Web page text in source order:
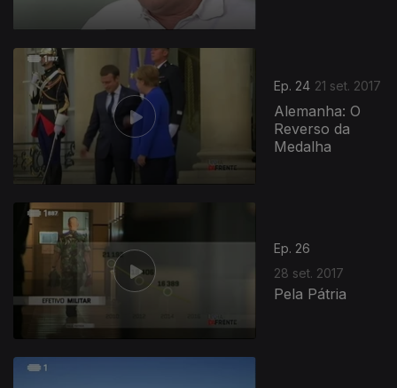
Ep. 24 21 set. 2017
Alemanha: O
Reverso da
Medalha
Ep. 26
28 set. 2017
Pela Pátria